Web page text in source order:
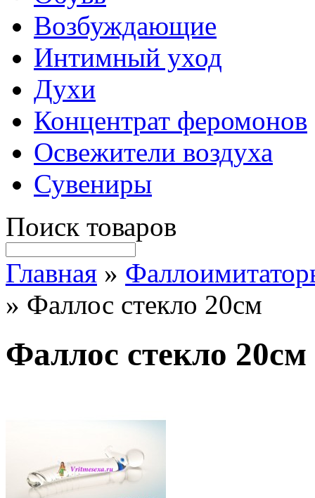
Возбуждающие
Интимный уход
Духи
Концентрат феромонов
Освежители воздуха
Сувениры
Поиск товаров
Главная »
» Фаллос стекло 20см
Фаллос стекло 20см